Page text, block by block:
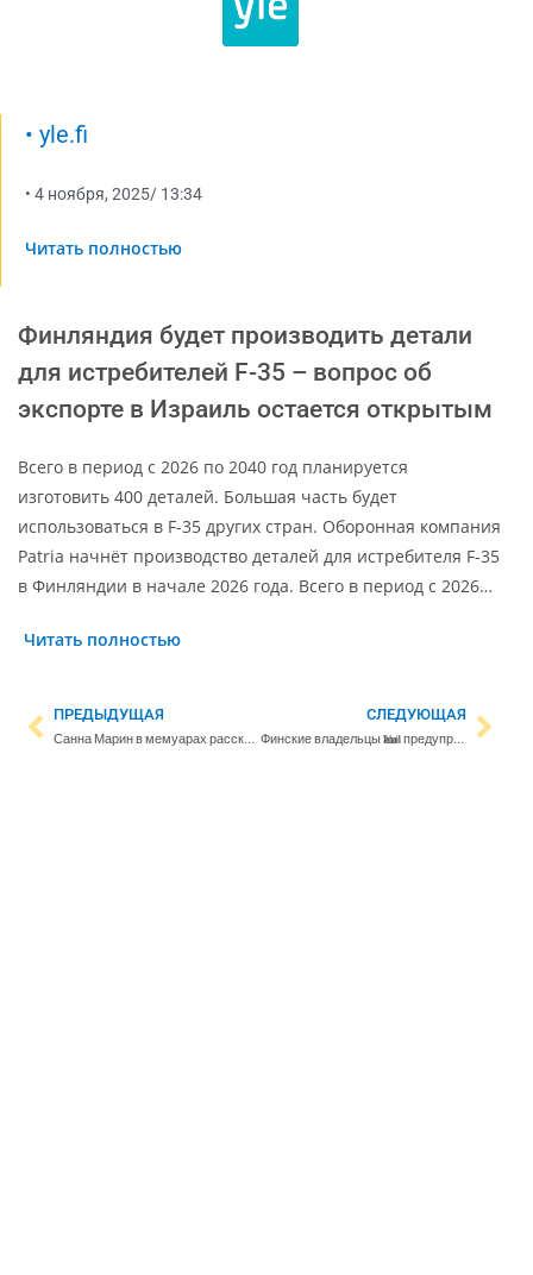
• yle.fi
• 4 ноября, 2025/ 13:34
Читать полностью
Финляндия будет производить детали
для истребителей F-35 – вопрос об
экспорте в Израиль остается открытым
Всего в период с 2026 по 2040 год планируется
изготовить 400 деталей. Большая часть будет
использоваться в F-35 других стран. Оборонная компания
Patria начнёт производство деталей для истребителя F-35
в Финляндии в начале 2026 года. Всего в период с 2026…
Читать полностью
ПРЕДЫДУЩАЯ
Санна Марин в мемуарах рассказала о желании вступить в НАТО еще до войны в Украине
СЛЕДУЮЩАЯ
Финские владельцы Teboil предупреждают о риске закрытия автозаправок